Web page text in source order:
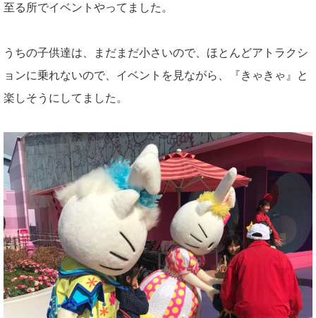
至る所でイベントやってました。
うちの子供達は、まだまだ小さいので、ほとんどアトラクシ
ョンに乗れないので、イベントを見ながら、『きゃきゃ』と
楽しそうにしてました。